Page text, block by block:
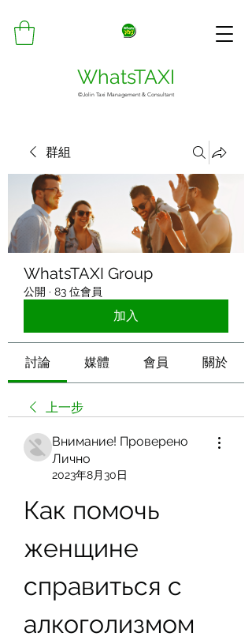
WhatsTAXI
©Jolin Taxi Management & Consultant
群組
WhatsTAXI Group
公開 · 83 位會員
加入
討論 媒體 會員 關於
上一步
Внимание! Проверено
Лично
2023年8月30日
Как помочь
женщине
справиться с
алкоголизмом